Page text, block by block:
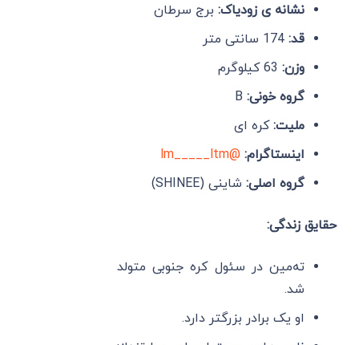
نشانه ی زودیاک: برج سرطان
قد: 174 سانتی متر
وزن: 63 کیلوگرم
گروه خونی: B
ملیت:کره ای
اینستاگرام: @lm_____ltm
گروه اصلی: شاینی (SHINEE)
حقایق زندگی:
ته‌مین در سئول کره جنوبی متولد
شد.
او یک برادر بزرگتر دارد.